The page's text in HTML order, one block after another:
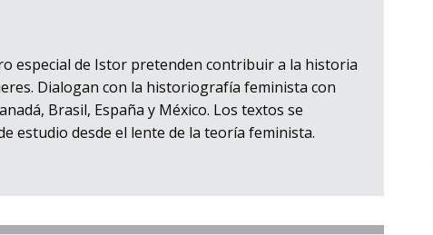
especial de Istor pretenden contribuir a la historia
Dialogan con la historiografía feminista con
Brasil, España y México. Los textos se
estudio desde el lente de la teoría feminista.